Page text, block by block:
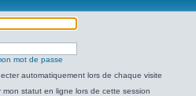
mot de passe
automatiquement lors de chaque visite
mon statut en ligne lors de cette session